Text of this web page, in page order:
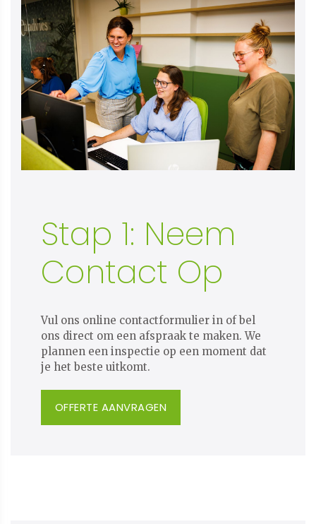
Stap 1: Neem
Contact Op
Vul ons online contactformulier in of bel
ons direct om een afspraak te maken. We
plannen een inspectie op een moment dat
je het beste uitkomt.
OFFERTE AANVRAGEN